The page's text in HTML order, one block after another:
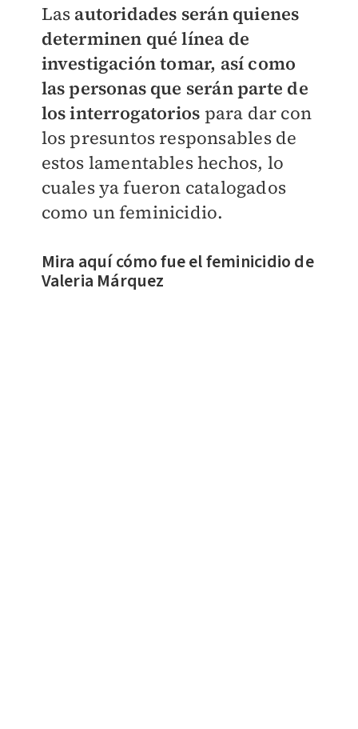
Las autoridades serán quienes
determinen qué línea de
investigación tomar, así como
las personas que serán parte de
los interrogatorios para dar con
los presuntos responsables de
estos lamentables hechos, lo
cuales ya fueron catalogados
como un feminicidio.
Mira aquí cómo fue el feminicidio de
Valeria Márquez